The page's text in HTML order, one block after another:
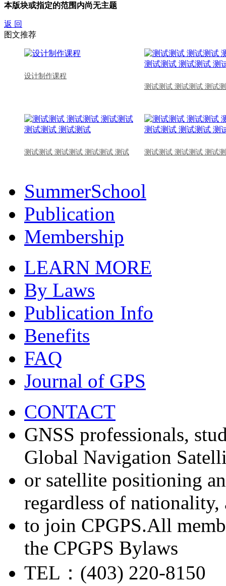
本版块或指定的范围内尚无主题
返 回
图文推荐
设计制作课程
测试测试 测试测试 测试
测试测试 测试测试 测试测试 测试 测试测试 测试测试 测试
SummerSchool
Publication
Membership
LEARN MORE
By Laws
Publication Info
Benefits
FAQ
Journal of GPS
CONTACT
GNSS professionals,
Global Navigation
or satellite positioning
regardless of nationality,
to join CPGPS.All
the CPGPS Bylaws
TEL：(403) 220-8150